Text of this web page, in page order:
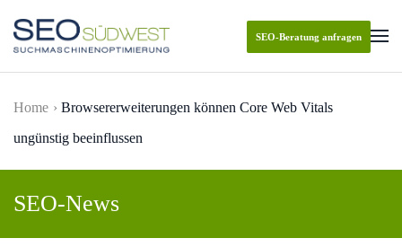
Skip to main content
SEO-Beratung anfragen
Home
Browsererweiterungen können Core Web Vitals
ungünstig beeinflussen
SEO-News